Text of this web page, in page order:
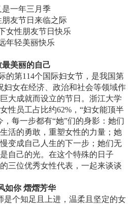
是一年三月季
朋友节日来临之际
女性朋友节日快乐
年轻美丽快乐
最美丽的自己
的第114个国际妇女节，是我国第
妇女在经济、政治和社会等领域作
大成就而设立的节日。浙江大学
性员工占比约62% ， “妇女能顶半
，每一步都有“她”们的身影：她们
活的勇敢，重塑女性的力量；她
变成自己人生的下一步；她们无
自己的光。在这个特殊的日子
三位优秀女性代表，一起来谈谈
如你 熠熠芳华
是个知足且上进，温柔且坚定的女